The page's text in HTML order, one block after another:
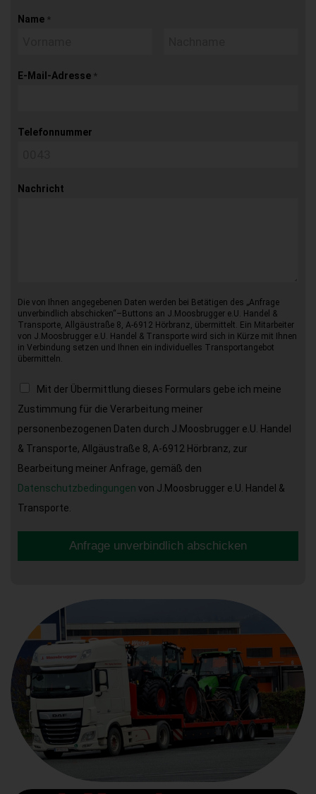
Name *
E-Mail-Adresse *
Telefonnummer
Nachricht
Die von Ihnen angegebenen Daten werden bei Betätigen des „Anfrage
unverbindlich abschicken“–Buttons an J.Moosbrugger e.U. Handel &
Transporte, Allgäustraße 8, A-6912 Hörbranz, übermittelt. Ein Mitarbeiter
von J.Moosbrugger e.U. Handel & Transporte wird sich in Kürze mit Ihnen
in Verbindung setzen und Ihnen ein individuelles Transportangebot
übermitteln.
Mit der Übermittlung dieses Formulars gebe ich meine
Zustimmung für die Verarbeitung meiner
personenbezogenen Daten durch J.Moosbrugger e.U. Handel
& Transporte, Allgäustraße 8, A-6912 Hörbranz, zur
Bearbeitung meiner Anfrage, gemäß den
Datenschutzbedingungen von J.Moosbrugger e.U. Handel &
Transporte.
Anfrage unverbindlich abschicken